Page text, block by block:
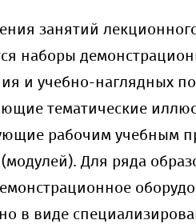
занятий
наборы
и учебно-наглядных
тематические
рабочим учебным
Для ряда
в виде